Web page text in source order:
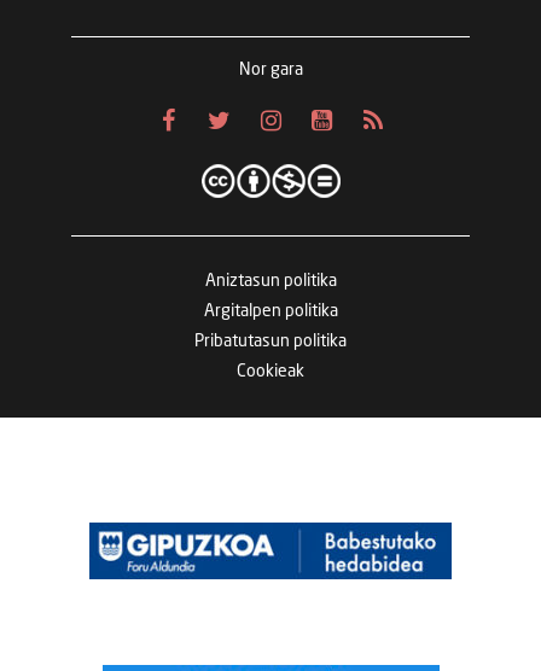
Nor gara
Aniztasun politika
Argitalpen politika
Pribatutasun politika
Cookieak